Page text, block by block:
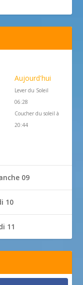
Aujourd'hui
Lever du Soleil
06:28
Coucher du soleil à
20:44
09
10
11